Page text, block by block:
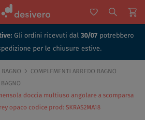
Gli ordini ricevuti dal 30/07 potrebbero
per le chiusure estive.
BAGNO
COMPLEMENTI ARREDO BAGNO
doccia multiuso angolare a scomparsa
opaco codice prod: SKRAS2MA18